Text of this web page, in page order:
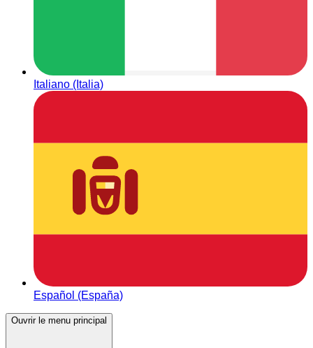
Italiano (Italia)
Español (España)
Ouvrir le menu principal